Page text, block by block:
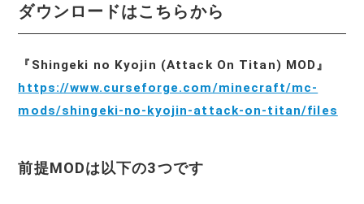
ダウンロードはこちらから
『Shingeki no Kyojin (Attack On Titan) MOD』
https://www.curseforge.com/minecraft/mc-
mods/shingeki-no-kyojin-attack-on-titan/files
前提MODは以下の3つです